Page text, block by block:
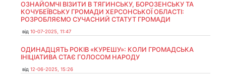
ОЗНАЙОМЧІ ВІЗИТИ В ТЯГИНСЬКУ, БОРОЗЕНСЬКУ ТА
КОЧУБЕЇВСЬКУ ГРОМАДИ ХЕРСОНСЬКОЇ ОБЛАСТІ:
РОЗРОБЛЯЄМО СУЧАСНИЙ СТАТУТ ГРОМАДИ
від 10-07-2025, 11:47
ОДИНАДЦЯТЬ РОКІВ «КУРЕШУ»: КОЛИ ГРОМАДСЬКА
ІНІЦІАТИВА СТАЄ ГОЛОСОМ НАРОДУ
від 12-06-2025, 15:26